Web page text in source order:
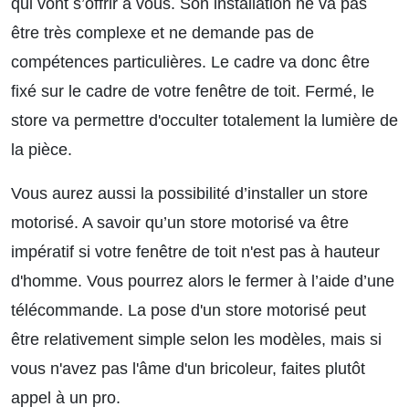
qui vont s’offrir à vous. Son installation ne va pas
être très complexe et ne demande pas de
compétences particulières. Le cadre va donc être
fixé sur le cadre de votre fenêtre de toit. Fermé, le
store va permettre d'occulter totalement la lumière de
la pièce.
Vous aurez aussi la possibilité d’installer un store
motorisé. A savoir qu’un store motorisé va être
impératif si votre fenêtre de toit n'est pas à hauteur
d'homme. Vous pourrez alors le fermer à l’aide d’une
télécommande. La pose d'un store motorisé peut
être relativement simple selon les modèles, mais si
vous n'avez pas l'âme d'un bricoleur, faites plutôt
appel à un pro.